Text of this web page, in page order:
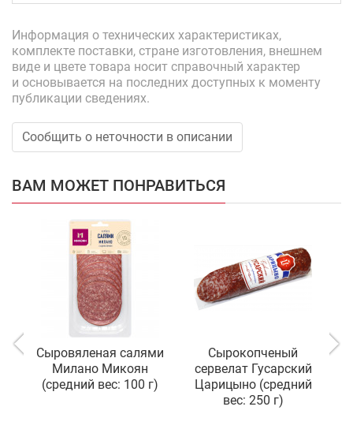
Информация о технических характеристиках,
комплекте поставки, стране изготовления, внешнем
виде и цвете товара носит справочный характер
и основывается на последних доступных к моменту
публикации сведениях.
Сообщить о неточности в описании
ВАМ МОЖЕТ ПОНРАВИТЬСЯ
Сыровяленая салями
Милано Микоян
(средний вес: 100 г)
Сырокопченый
сервелат Гусарский
Царицыно (средний
вес: 250 г)